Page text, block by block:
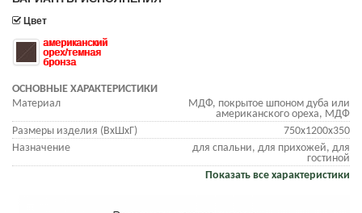
Цвет
американский
орех/темная
бронза
ОСНОВНЫЕ ХАРАКТЕРИСТИКИ
Материал
МДФ, покрытое шпоном дуба или
американского ореха, МДФ
Размеры изделия (ВхШхГ)
750х1200х350
Назначение
для спальни, для прихожей, для
гостиной
Показать все характеристики